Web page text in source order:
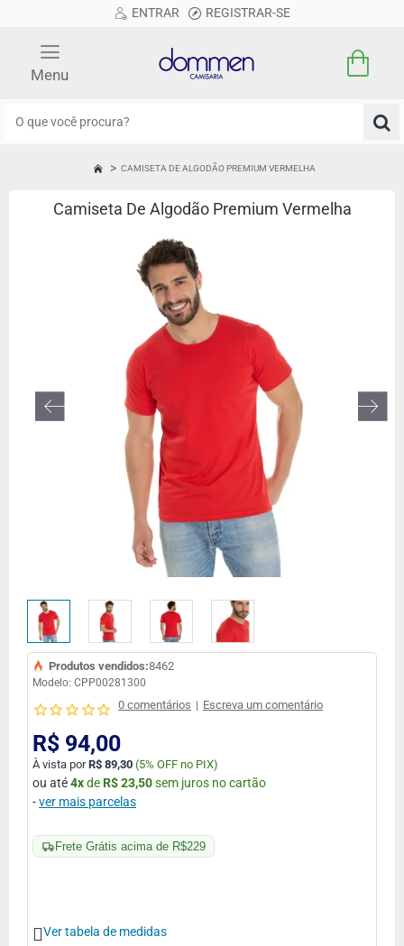
ENTRAR REGISTRAR-SE
CAMISETA DE ALGODÃO PREMIUM VERMELHA
Camiseta De Algodão Premium Vermelha
FORA DE ESTOQUE
Frete Grátis acima de R$229
Modelo: CPP00281300
Produtos vendidos:8462
0 comentários | Escreva um comentário
R$ 94,00
À vista porR$ 89,30 (5% OFF no PIX)
ou até4xdeR$ 23,50sem juros no cartão
-ver mais parcelas
Ver tabela de medidas